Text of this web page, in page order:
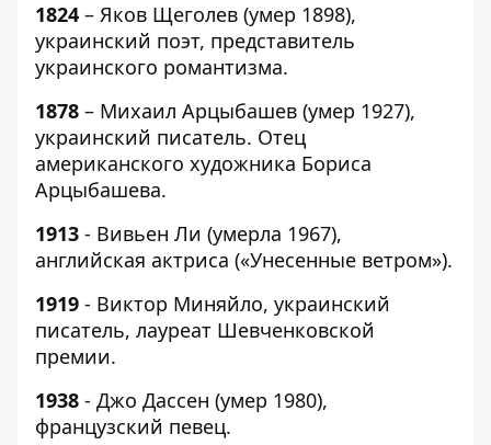
1824 – Яков Щеголев (умер 1898),
украинский поэт, представитель
украинского романтизма.
1878 – Михаил Арцыбашев (умер 1927),
украинский писатель. Отец
американского художника Бориса
Арцыбашева.
1913 - Вивьен Ли (умерла 1967),
английская актриса («Унесенные ветром»).
1919 - Виктор Миняйло, украинский
писатель, лауреат Шевченковской
премии.
1938 - Джо Дассен (умер 1980),
французский певец.